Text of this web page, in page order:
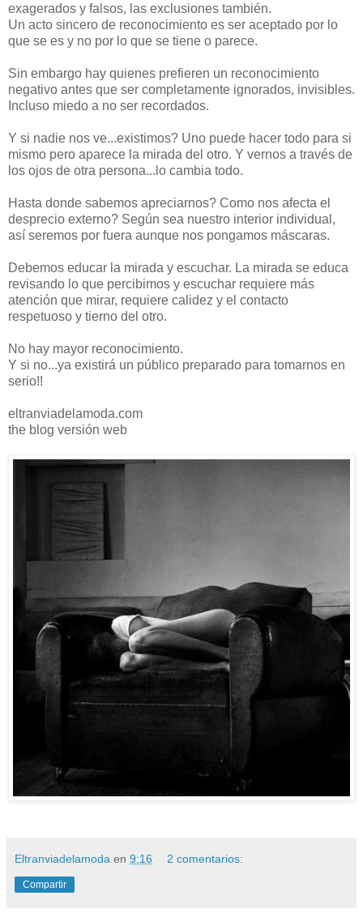
exagerados y falsos, las exclusiones también.
Un acto sincero de reconocimiento es ser aceptado por lo
que se es y no por lo que se tiene o parece.
Sin embargo hay quienes prefieren un reconocimiento
negativo antes que ser completamente ignorados, invisibles.
Incluso miedo a no ser recordados.
Y si nadie nos ve...existimos? Uno puede hacer todo para si
mismo pero aparece la mirada del otro. Y vernos a través de
los ojos de otra persona...lo cambia todo.
Hasta donde sabemos apreciarnos? Como nos afecta el
desprecio externo? Según sea nuestro interior individual,
así seremos por fuera aunque nos pongamos máscaras.
Debemos educar la mirada y escuchar. La mirada se educa
revisando lo que percibimos y escuchar requiere más
atención que mirar, requiere calidez y el contacto
respetuoso y tierno del otro.
No hay mayor reconocimiento.
Y si no...ya existirá un público preparado para tomarnos en
serio!!
eltranviadelamoda.com
the blog versión web
Eltranviadelamoda en 9:16 2 comentarios:
Compartir